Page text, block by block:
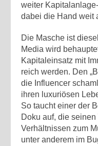
weiter
dabei die Hand weit
Die Masche ist
Media wird
Kapitaleinsatz mit
reich werden. Den
die Influencer
ihren luxuriösen
So taucht einer der
Doku auf, die
Verhältnissen zum
unter anderem im